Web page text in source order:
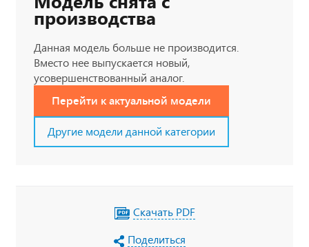
производства
Данная модель больше не производится.
Вместо нее выпускается новый,
усовершенствованный аналог.
Перейти к актуальной модели
Другие модели данной категории
Скачать PDF
Поделиться